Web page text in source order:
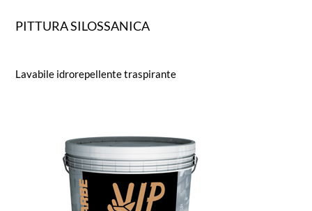
PITTURA SILOSSANICA
Lavabile idrorepellente traspirante